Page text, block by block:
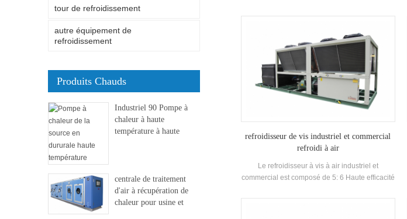
chauffage, humidification, déshumidification et
refroidisseur de vis industriel et commercial
refroidi à air
Le refroidisseur à vis à air industriel et
commercial est composé de 5: 6 Haute efficacité
Condenseur et évaporateur, et équipé de Nom
tour de refroidissement
autre équipement de
refroidissement
Produits Chauds
Industriel 90 Pompe à
chaleur à haute
température à haute
centrale de traitement
d'air à récupération de
chaleur pour usine et